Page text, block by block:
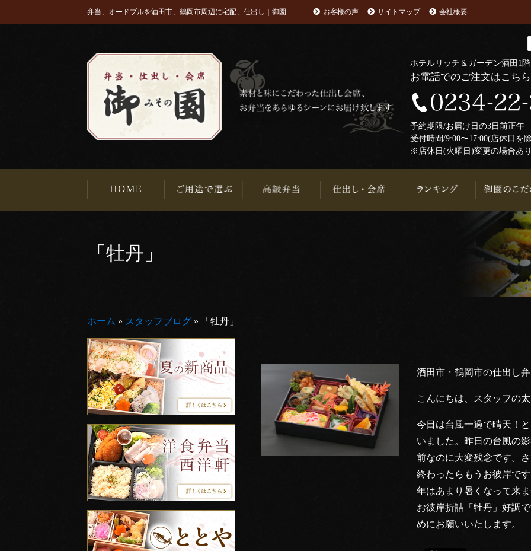
弁当、オードブルを酒田市、鶴岡市周辺に宅配、仕出し｜御園 お客様の声 サイトマップ 会社概要
ホテルリッチ＆ガーデン酒田1
お電話でのご注文はこち
予約期限/お届け日の3日前正
受付時間/9:00〜17:00(店休日を
※店休日(火曜日)変更の場合あ
「牡丹」
ホーム » スタッフブログ » 「牡丹」
酒田市・鶴岡市の仕出し
こんにちは、スタッフの
今日は台風一過で晴天！
いました。昨日の台風の
前なのに大変残念です。
終わったらもうお彼岸で
年はあまり暑くなって来
お彼岸折詰「牡丹」好調
めにお願いいたします。